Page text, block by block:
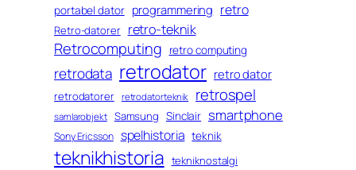
portabel dator programmering retro
Retro-datorer retro-teknik
Retrocomputing retro computing
retrodata retrodator retro dator
retrodatorer retrodatorteknik retrospel
samlarobjekt Samsung Sinclair smartphone
Sony Ericsson spelhistoria teknik
teknikhistoria tekniknostalgi